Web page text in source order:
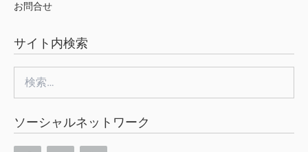
お問合せ
サイト内検索
索:
ソーシャルネットワーク